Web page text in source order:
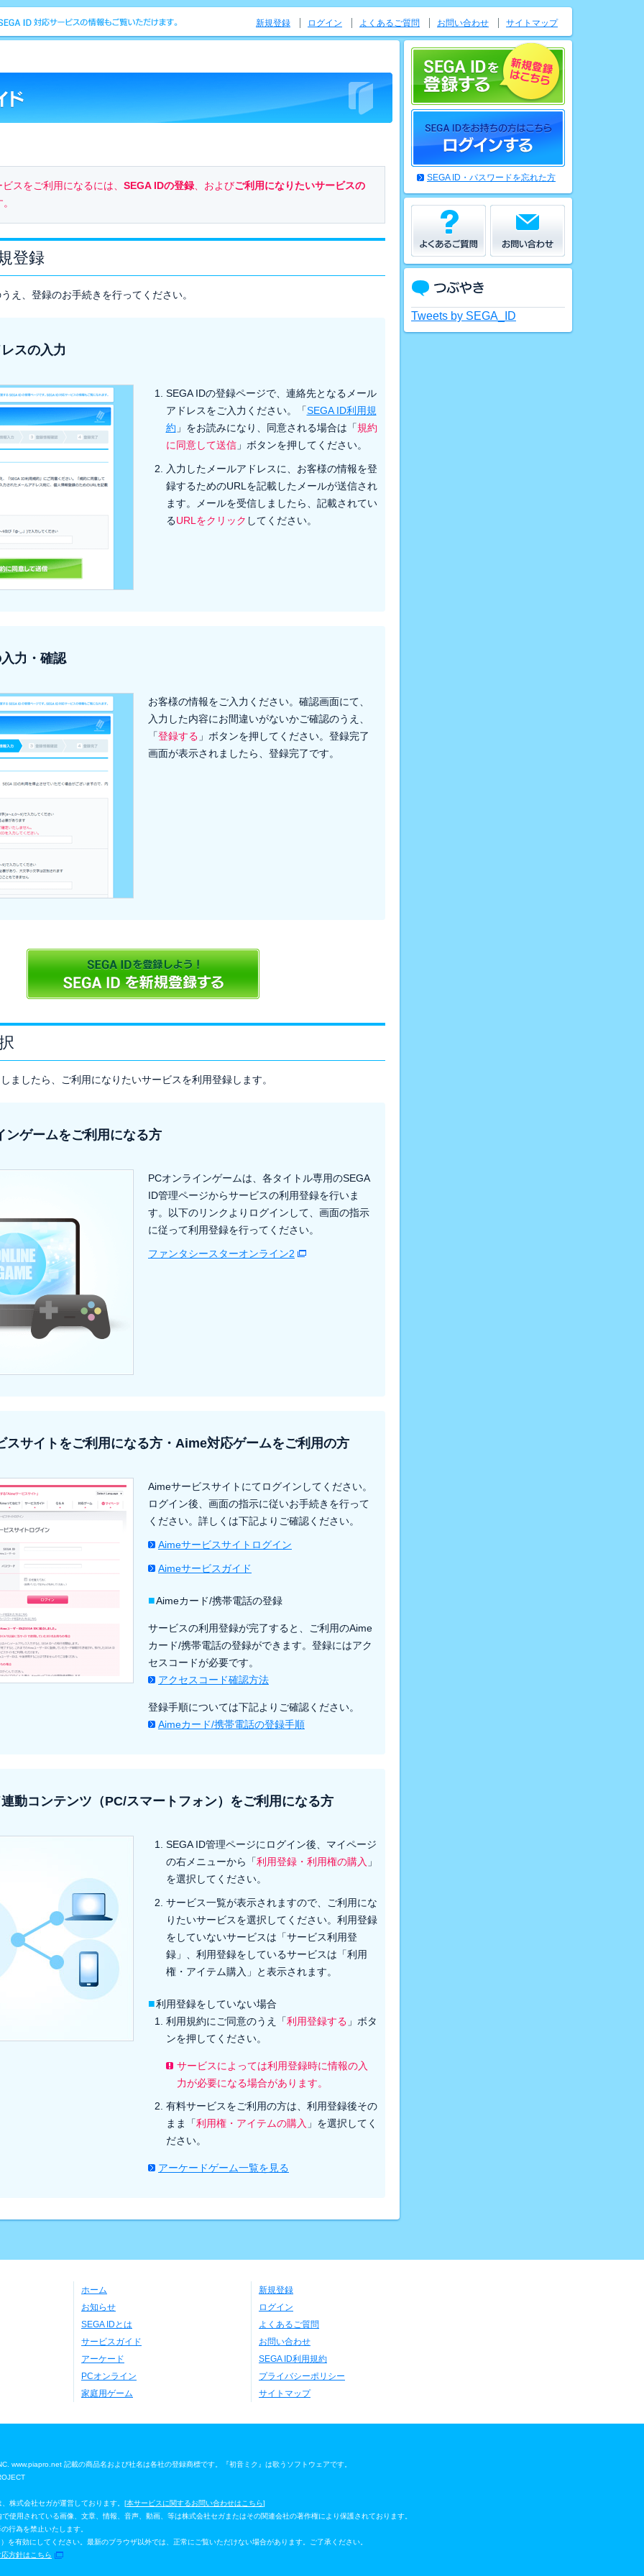
スをご利用になるには、 SEGA IDの登録、およびご利用になりたいサービスの
登録
え、登録のお手続きを行ってください。
スの入力
SEGA IDの登録ページで、連絡先となるメール
アドレスをご入力ください。「SEGA ID利用規
約 」をお読みになり、同意される場合は「規約
に同意して送信」ボタンを押してください。
入力したメールアドレスに、お客様の情報を登
録するためのURLを記載したメールが送信され
ます。メールを受信しましたら、記載されてい
るURLをクリック してください。
力・確認
お客様の情報をご入力ください。確認画面にて、
入力した内容にお間違いがないかご確認のうえ、
「登録する 」ボタンを押してください。登録完了
画面が表示されましたら、登録完了です。
ましたら、ご利用になりたいサービスを利用登録します。
ンゲームをご利用になる方
PCオンラインゲームは、各タイトル専用のSEGA
ID管理ページからサービスの利用登録を行いま
す。以下のリンクよりログインして、画面の指示
に従って利用登録を行ってください。
ファンタシースターオンライン2
スサイトをご利用になる方・Aime対応ゲームをご利用の方
Aimeサービスサイトにてログインしてください。
ログイン後、画面の指示に従いお手続きを行って
ください。詳しくは下記よりご確認ください。
Aimeサービスサイトログイン
Aimeサービスガイド
■Aimeカード/携帯電話の登録
サービスの利用登録が完了すると、ご利用のAime
カード/携帯電話の登録ができます。登録にはアク
セスコードが必要です。
アクセスコード確認方法
登録手順については下記よりご確認ください。
Aimeカード/携帯電話の登録手順
動コンテンツ（PC/スマートフォン）をご利用になる方
SEGA ID管理ページにログイン後、マイページ
の右メニューから「利用登録・利用権の購入 」
を選択してください。
サービス一覧が表示されますので、ご利用にな
りたいサービスを選択してください。利用登録
をしていないサービスは「サービス利用登
録」、利用登録をしているサービスは「利用
権・アイテム購入」と表示されます。
■利用登録をしていない場合
利用規約にご同意のうえ「利用登録する 」ボタ
ンを押してください。
サービスによっては利用登録時に情報の入
力が必要になる場合があります。
有料サービスをご利用の方は、利用登録後その
まま「利用権・アイテムの購入 」を選択してく
ださい。
アーケードゲーム一覧を見る
SEGA ID・パスワードを忘れた方
Tweets by SEGA_ID
新規登録 ログイン よくあるご質問 お問い合わせ サイトマップ
ホーム
お知らせ
SEGA IDとは
サービスガイド
アーケード
PCオンライン
家庭用ゲーム
新規登録
ログイン
よくあるご質問
お問い合わせ
SEGA ID利用規約
プライバシーポリシー
サイトマップ
www.piapro.net 記載の商品名および社名は各社の登録商標です。『初音ミク』は歌うソフトウェアです。
株式会社セガが運営しております。[本サービスに関するお問い合わせはこちら]
使用されている画像、文章、情報、音声、動画、等は株式会社セガまたはその関連会社の著作権により保護されております。
行為を禁止いたします。
を有効にしてください。最新のブラウザ以外では、正常にご覧いただけない場合があります。ご了承ください。
方針はこちら